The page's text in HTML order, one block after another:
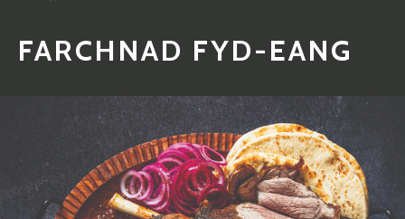
FARCHNAD FYD-EANG